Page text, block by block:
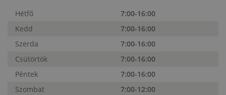
Hétfő
7:00-16:00
Kedd
7:00-16:00
Szerda
7:00-16:00
Csütörtök
7:00-16:00
Péntek
7:00-16:00
Szombat
7:00-12:00